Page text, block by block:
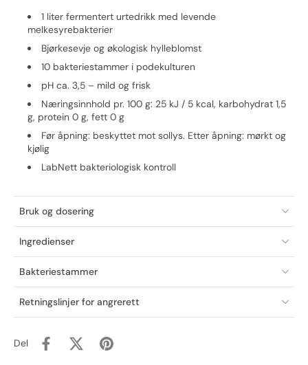
1 liter fermentert urtedrikk med levende
melkesyrebakterier
Bjørkesevje og økologisk hylleblomst
10 bakteriestammer i podekulturen
pH ca. 3,5 – mild og frisk
Næringsinnhold pr. 100 g: 25 kJ / 5 kcal, karbohydrat 1,5
g, protein 0 g, fett 0 g
Før åpning: beskyttet mot sollys. Etter åpning: mørkt og
kjølig
LabNett bakteriologisk kontroll
Bruk og dosering
Ingredienser
Bakteriestammer
Retningslinjer for angrerett
Del